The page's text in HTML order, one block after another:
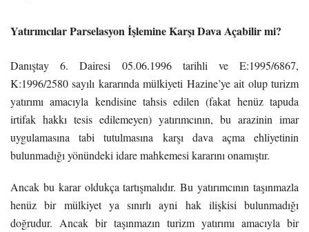
Yatırımcılar Parselasyon İşlemine Karşı Dava Açabilir mi?
Danıştay 6. Dairesi 05.06.1996 tarihli ve E:1995/6867,
K:1996/2580 sayılı kararında mülkiyeti Hazine’ye ait olup turizm
yatırımı amacıyla kendisine tahsis edilen (fakat henüz tapuda
irtifak hakkı tesis edilemeyen) yatırımcının, bu arazinin imar
uygulamasına tabi tutulmasına karşı dava açma ehliyetinin
bulunmadığı yönündeki idare mahkemesi kararını onamıştır.
Ancak bu karar oldukça tartışmalıdır. Bu yatırımcının taşınmazla
henüz bir mülkiyet ya sınırlı ayni hak ilişkisi bulunmadığı
doğrudur. Ancak bir taşınmazın turizm yatırımı amacıyla bir